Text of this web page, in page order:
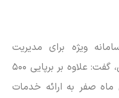
ویژه برای مدیریت
خدمات و ثبت درخواست‌های مردمی، گفت: علاوه بر برپایی ۵۰۰
صفر به ارائه خدمات